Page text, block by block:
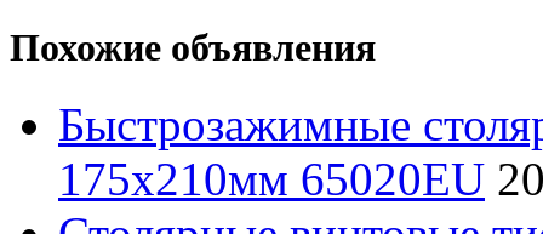
Похожие объявления
Быстрозажимные
175х210мм 65020EU